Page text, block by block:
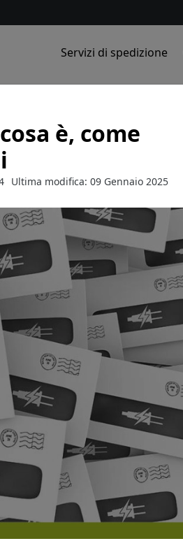
Servizi di spedizione
è, come
Ultima modifica: 09 Gennaio 2025